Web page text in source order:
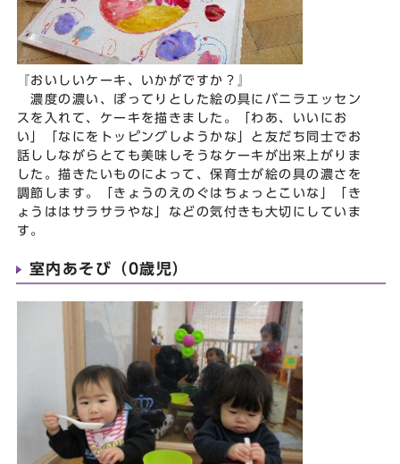
『おいしいケーキ、いかがですか？』
濃度の濃い、ぽってりとした絵の具にバニラエッセン
スを入れて、ケーキを描きました。「わあ、いいにお
い」「なにをトッピングしようかな」と友だち同士でお
話ししながらとても美味しそうなケーキが出来上がりま
した。描きたいものによって、保育士が絵の具の濃さを
調節します。「きょうのえのぐはちょっとこいな」「き
ょうははサラサラやな」などの気付きも大切にしていま
す。
室内あそび（0歳児）